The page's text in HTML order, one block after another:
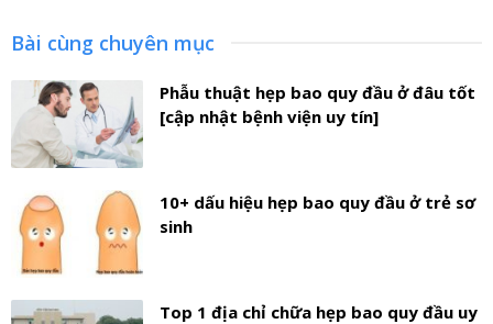
Bài cùng chuyên mục
Phẫu thuật hẹp bao quy đầu ở đâu tốt
[cập nhật bệnh viện uy tín]
10+ dấu hiệu hẹp bao quy đầu ở trẻ sơ
sinh
Top 1 địa chỉ chữa hẹp bao quy đầu uy